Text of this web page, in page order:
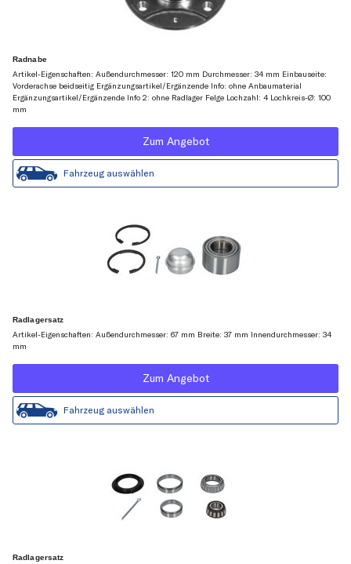
Radnabe
Artikel-Eigenschaften: Außendurchmesser: 120 mm Durchmesser: 34 mm Einbauseite:
Vorderachse beidseitig Ergänzungsartikel/Ergänzende Info: ohne Anbaumaterial
Ergänzungsartikel/Ergänzende Info 2: ohne Radlager Felge Lochzahl: 4 Lochkreis-Ø: 100
mm
Zum Angebot
Fahrzeug auswählen
Radlagersatz
Artikel-Eigenschaften: Außendurchmesser: 67 mm Breite: 37 mm Innendurchmesser: 34
mm
Zum Angebot
Fahrzeug auswählen
Radlagersatz